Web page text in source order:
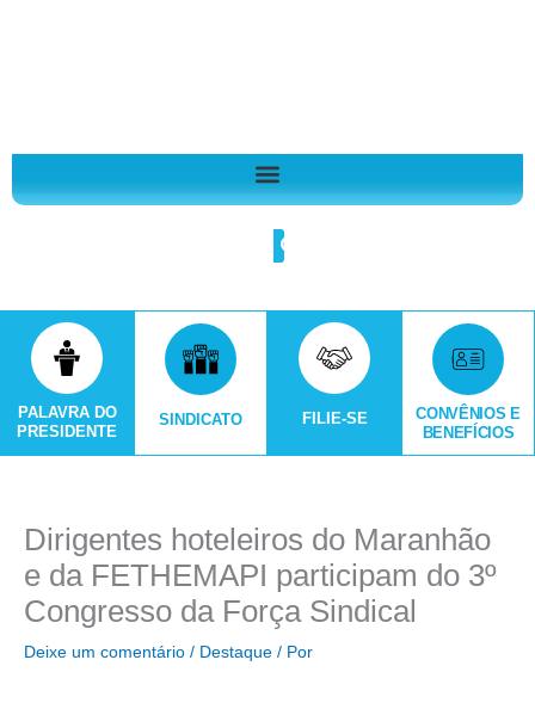
Search
PALAVRA DO
PRESIDENTE
SINDICATO FILIE-SE
CONVÊNIOS E
BENEFÍCIOS
Dirigentes hoteleiros do Maranhão
e da FETHEMAPI participam do 3º
Congresso da Força Sindical
Deixe um comentário / Destaque / Por
o